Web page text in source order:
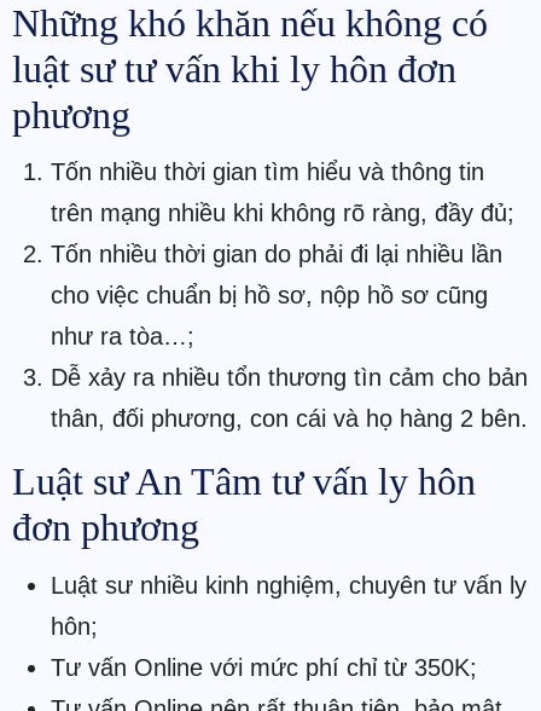
Những khó khăn nếu không có
luật sư tư vấn khi ly hôn đơn
phương
Tốn nhiều thời gian tìm hiểu và thông tin
trên mạng nhiều khi không rõ ràng, đầy đủ;
Tốn nhiều thời gian do phải đi lại nhiều lần
cho việc chuẩn bị hồ sơ, nộp hồ sơ cũng
như ra tòa…;
Dễ xảy ra nhiều tổn thương tìn cảm cho bản
thân, đối phương, con cái và họ hàng 2 bên.
Luật sư An Tâm tư vấn ly hôn
đơn phương
Luật sư nhiều kinh nghiệm, chuyên tư vấn ly
hôn;
Tư vấn Online với mức phí chỉ từ 350K;